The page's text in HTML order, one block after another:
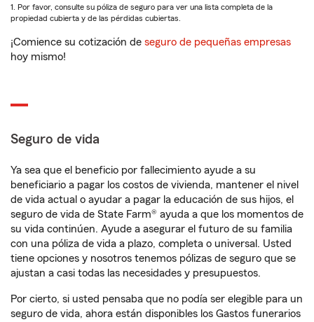
1. Por favor, consulte su póliza de seguro para ver una lista completa de la
propiedad cubierta y de las pérdidas cubiertas.
¡Comience su cotización de seguro de pequeñas empresas
hoy mismo!
Seguro de vida
Ya sea que el beneficio por fallecimiento ayude a su
beneficiario a pagar los costos de vivienda, mantener el nivel
de vida actual o ayudar a pagar la educación de sus hijos, el
seguro de vida de State Farm® ayuda a que los momentos de
su vida continúen. Ayude a asegurar el futuro de su familia
con una póliza de vida a plazo, completa o universal. Usted
tiene opciones y nosotros tenemos pólizas de seguro que se
ajustan a casi todas las necesidades y presupuestos.
Por cierto, si usted pensaba que no podía ser elegible para un
seguro de vida, ahora están disponibles los Gastos funerarios